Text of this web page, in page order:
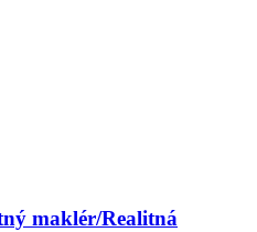
maklér/Realitná